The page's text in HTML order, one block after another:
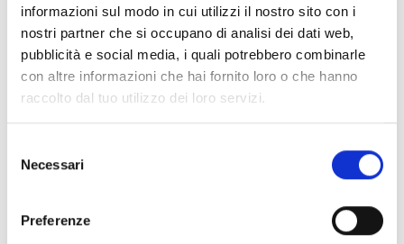
informazioni sul modo in cui utilizzi il nostro sito con i
nostri partner che si occupano di analisi dei dati web,
pubblicità e social media, i quali potrebbero combinarle
con altre informazioni che hai fornito loro o che hanno
raccolto dal tuo utilizzo dei loro servizi.
delNecessari
Preferenze
Impressioni